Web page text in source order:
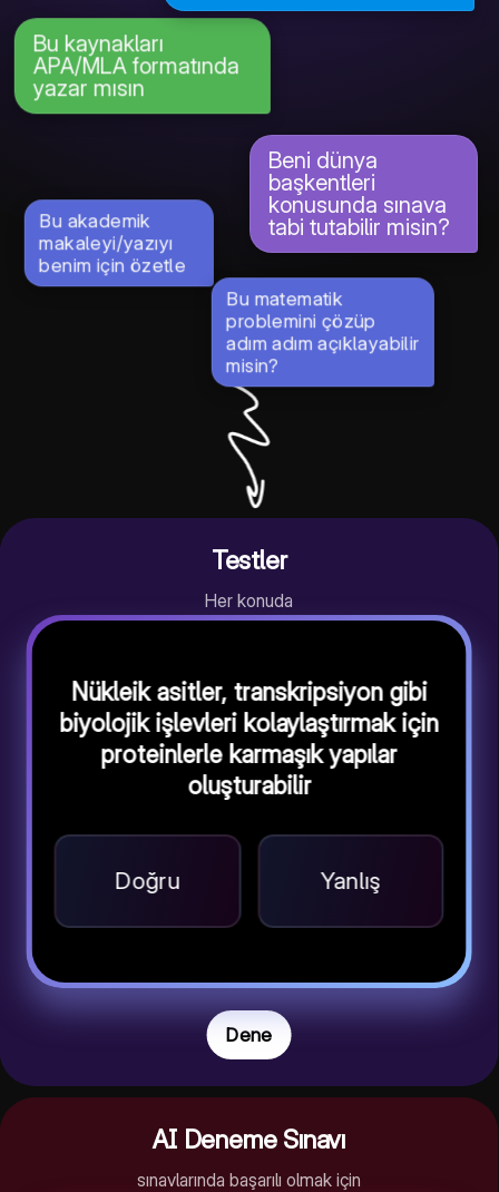
Bu akademik
makaleyi/yazıyı
benim için özetle
Bu matematik
problemini çözüp
adım adım açıklayabilir
misin?
Beni dünya
başkentleri
konusunda sınava
tabi tutabilir misin?
Bu kaynakları
APA/MLA formatında
yazar mısın
Testler
Her konuda
Nükleik asitler, transkripsiyon gibi
biyolojik işlevleri kolaylaştırmak için
proteinlerle karmaşık yapılar
oluşturabilir
Doğru Yanlış
Dene
AI Deneme Sınavı
sınavlarında başarılı olmak için